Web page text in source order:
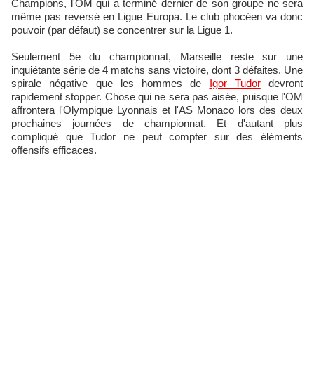
Champions, l'OM qui a terminé dernier de son groupe ne sera
même pas reversé en Ligue Europa. Le club phocéen va donc
pouvoir (par défaut) se concentrer sur la Ligue 1.
Seulement 5e du championnat, Marseille reste sur une
inquiétante série de 4 matchs sans victoire, dont 3 défaites. Une
spirale négative que les hommes de Igor Tudordevront
rapidement stopper. Chose qui ne sera pas aisée, puisque l'OM
affrontera l'Olympique Lyonnais et l'AS Monaco lors des deux
prochaines journées de championnat. Et d'autant plus
compliqué que Tudor ne peut compter sur des éléments
offensifs efficaces.